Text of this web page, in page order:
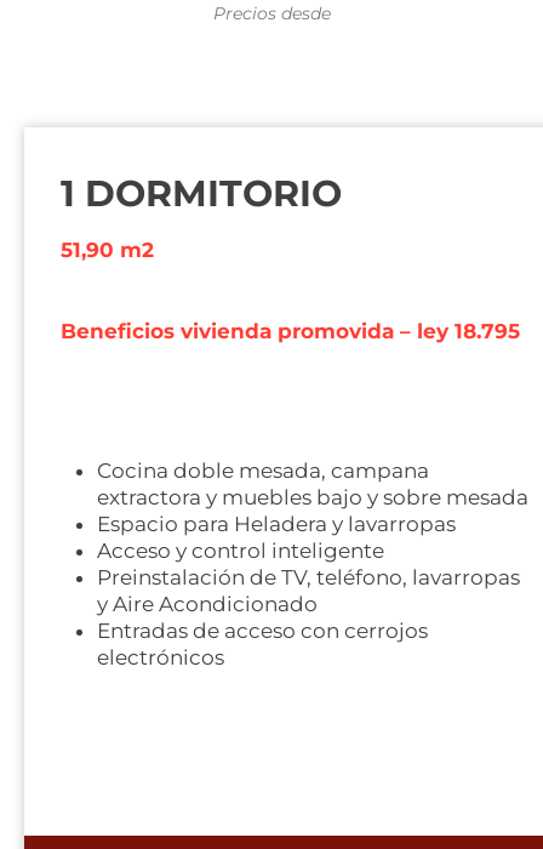
Precios desde
1 DORMITORIO
51,90 m2
Beneficios vivienda promovida – ley 18.795
Cocina doble mesada, campana
extractora y muebles bajo y sobre mesada
Espacio para Heladera y lavarropas
Acceso y control inteligente
Preinstalación de TV, teléfono, lavarropas
y Aire Acondicionado
Entradas de acceso con cerrojos
electrónicos